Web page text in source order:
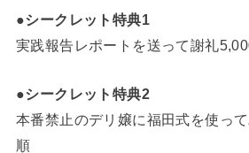
●シークレット特典1
実践報告レポートを送って謝礼
●シークレット特典2
本番禁止のデリ嬢に福田式を使っ
順